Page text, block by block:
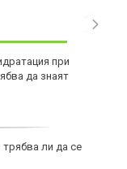
при
да знаят
ли да се